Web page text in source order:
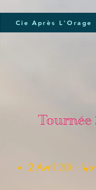
Cie Après L'Orage
Tournée
2 Avril 20h :